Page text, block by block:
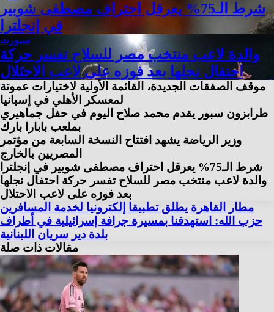
شرط الـ75% يعرقل احتراف مصطفى شوبير
في إنجلترا
سبورت
والدة لاعب منتخب مصر للسلاح تفسر حركة
احتفال نجلها بعد فوزه على لاعب الاحتلال
موقف الصفقات الجديدة، القائمة الأولية لاختيارات عموتة
لمعسكر الأهلي في إسبانيا
طرابزون سبور يقدم محمد صلاح اليوم في حفل جماهيري
بملعب بابارا بارك
وزير الرياضة يشهد افتتاح النسخة السابعة من مؤتمر
المصريين بالخارج
شرط الـ75% يعرقل احتراف مصطفى شوبير في إنجلترا
والدة لاعب منتخب مصر للسلاح تفسر حركة احتفال نجلها
بعد فوزه على لاعب الاحتلال
مطار القاهرة يطلق تطبيقا إلكترونيا لخدمة المسافرين
حزب الله: استهدفنا بمسيرة جرافة إسرائيلية في أطراف
بلدة دير سريان اللبنانية
مقالات ذات صلة